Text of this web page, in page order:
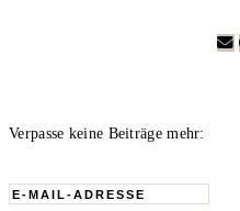
Verpasse keine Beiträge mehr:
E-